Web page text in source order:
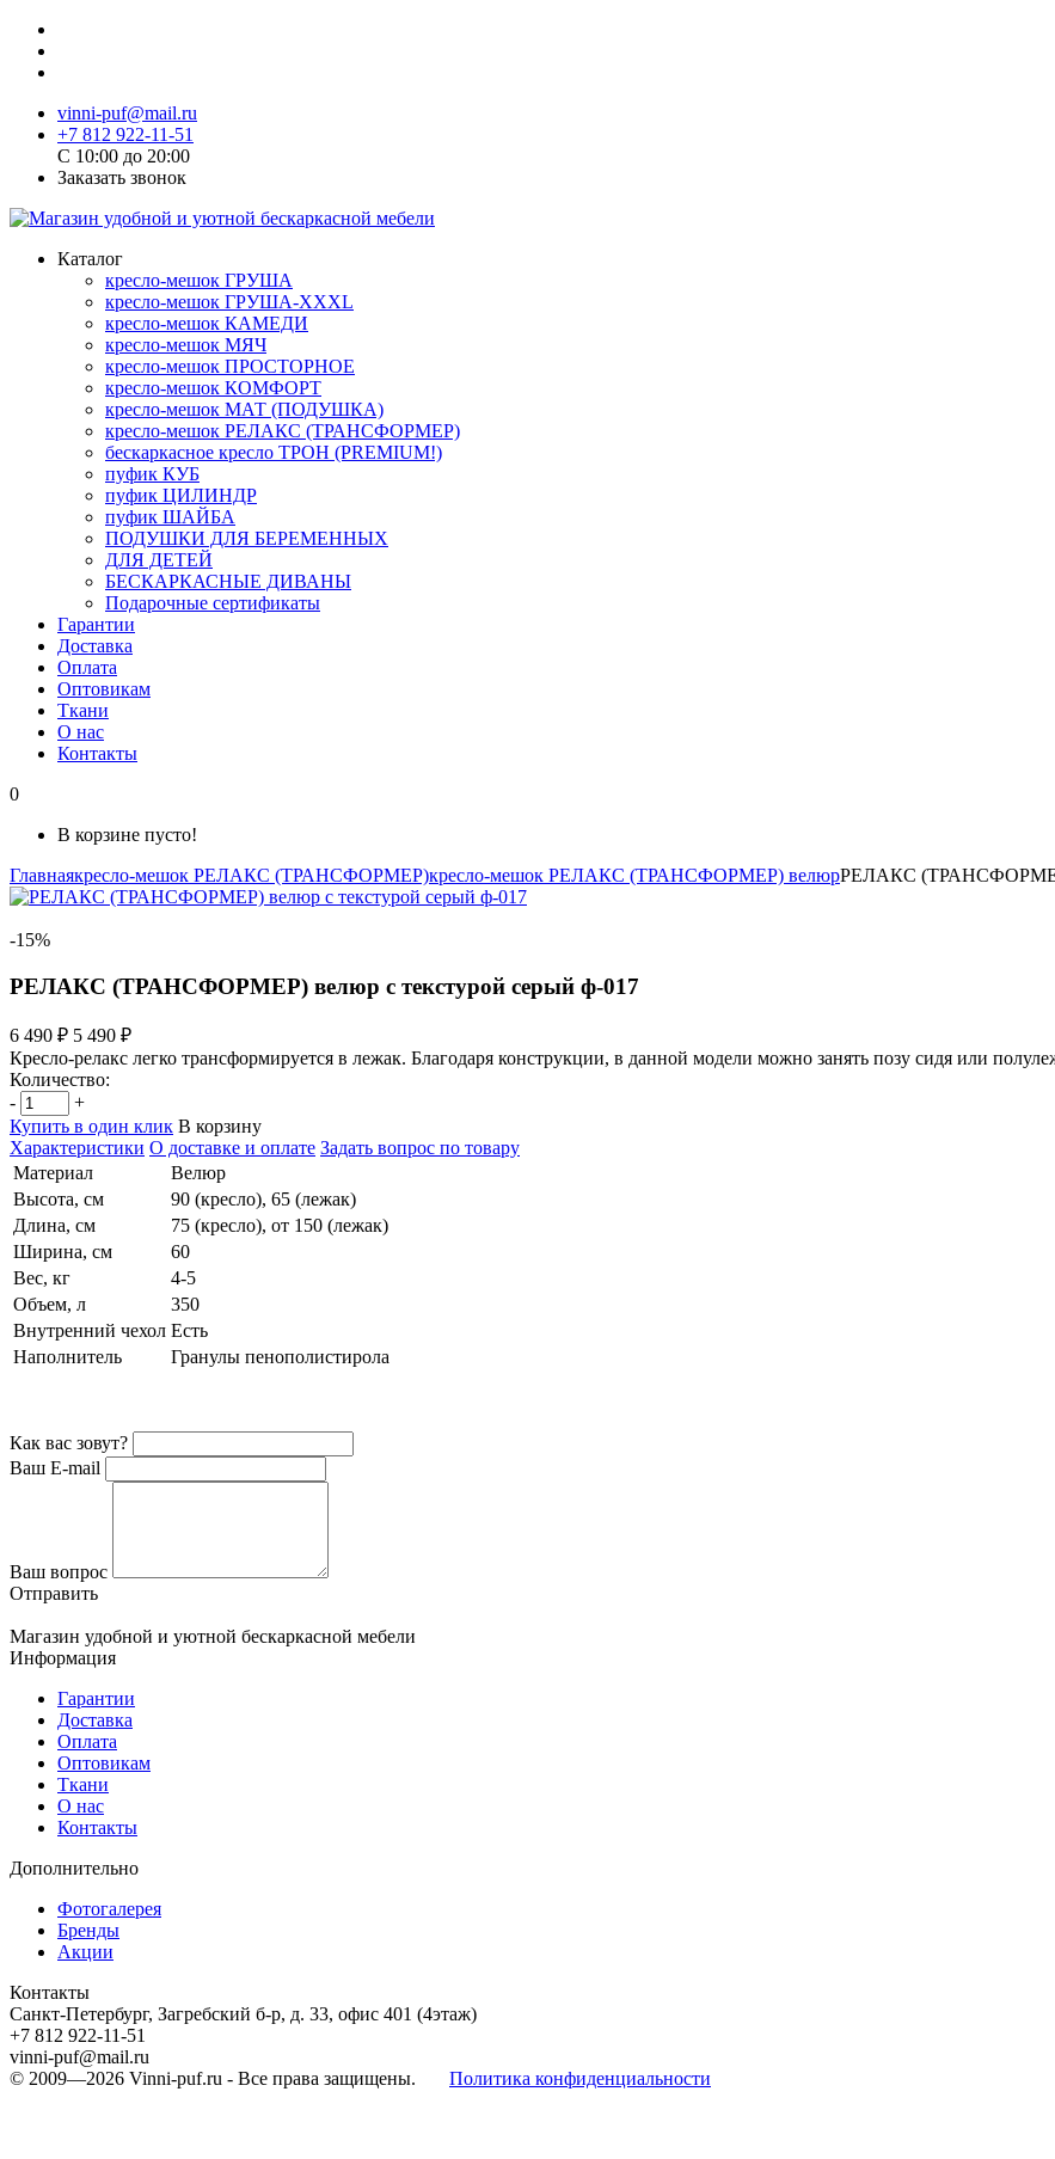
vinni-puf@mail.ru
+7 812 922-11-51
C 10:00 до 20:00
Заказать звонок
Каталог
кресло-мешок ГРУША
кресло-мешок ГРУША-XXXL
кресло-мешок КАМЕДИ
кресло-мешок МЯЧ
кресло-мешок ПРОСТОРНОЕ
кресло-мешок КОМФОРТ
кресло-мешок МАТ (ПОДУШКА)
кресло-мешок РЕЛАКС (ТРАНСФОРМЕР)
бескаркасное кресло ТРОН (PREMIUM!)
пуфик КУБ
пуфик ЦИЛИНДР
пуфик ШАЙБА
ПОДУШКИ ДЛЯ БЕРЕМЕННЫХ
ДЛЯ ДЕТЕЙ
БЕСКАРКАСНЫЕ ДИВАНЫ
Подарочные сертификаты
Гарантии
Доставка
Оплата
Оптовикам
Ткани
О нас
Контакты
0
В корзине пусто!
Главнаякресло-мешок РЕЛАКС (ТРАНСФОРМЕР)кресло-мешок РЕЛАКС (ТРАНСФОРМЕР) велюрРЕЛАКС (ТРАНСФОРМЕР)
-15%
РЕЛАКС (ТРАНСФОРМЕР) велюр с текстурой серый ф-017
6 490 ₽ 5 490 ₽
Кресло-релакс легко трансформируется в лежак. Благодаря конструкции, в данной модели можно занять позу сидя или
Количество:
-
+
Купить в один клик В корзину
Характеристики О доставке и оплате Задать вопрос по товару
Материал
Велюр
Высота, см
90 (кресло), 65 (лежак)
Длина, см
75 (кресло), от 150 (лежак)
Ширина, см
60
Вес, кг
4-5
Объем, л
350
Внутренний чехол Есть
Наполнитель
Гранулы пенополистирола
Как вас зовут?
Ваш E-mail
Ваш вопрос
Отправить
Магазин удобной и уютной бескаркасной мебели
Информация
Гарантии
Доставка
Оплата
Оптовикам
Ткани
О нас
Контакты
Дополнительно
Фотогалерея
Бренды
Акции
Контакты
Санкт-Петербург, Загребский б-р, д. 33, офис 401 (4этаж)
+7 812 922-11-51
vinni-puf@mail.ru
© 2009—2026 Vinni-puf.ru - Все права защищены. Политика конфиденциальности